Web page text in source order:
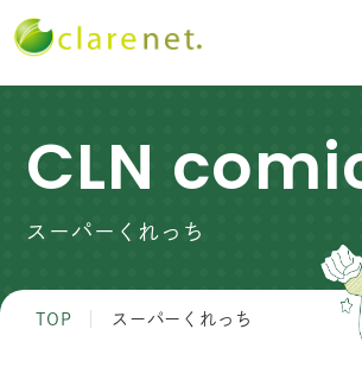
CLN
スーパーくれっち
TOP スーパーくれっち